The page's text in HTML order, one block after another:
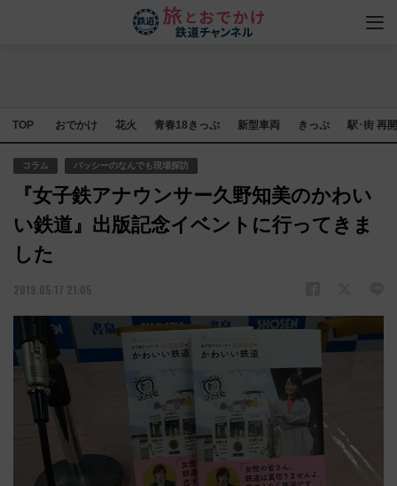
TOP おでかけ 花火 青春18きっぷ 新型車両 きっぷ 駅･街 再
コラム バッシーのなんでも現場探訪
『女子鉄アナウンサー久野知美のかわい
い鉄道』出版記念イベントに行ってきま
した
2019.05.17 21:05